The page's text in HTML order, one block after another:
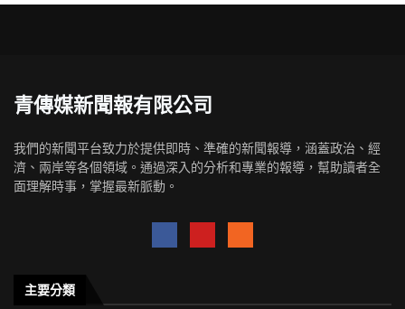
青傳媒新聞報有限公司
我們的新聞平台致力於提供即時、準確的新聞報導，涵蓋政治、經
濟、兩岸等各個領域。通過深入的分析和專業的報導，幫助讀者全
面理解時事，掌握最新脈動。
主要分類